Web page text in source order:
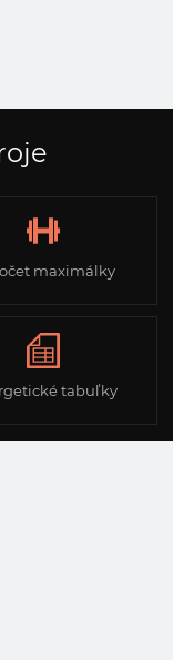
maximálky
tabuľky